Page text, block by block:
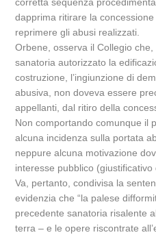
dapprima ritirare la
reprimere gli abusi realizzati.
Orbene, osserva il Collegio
sanatoria autorizzato la
costruzione, l’ingiunzione di
abusiva, non doveva essere
appellanti, dal ritiro della
Non comportando comunque il
alcuna incidenza sulla portata
neppure alcuna motivazione
interesse pubblico (giustificativo
Va, pertanto, condivisa la
evidenzia che “la palese
precedente sanatoria risalente
terra – e le opere riscontrate